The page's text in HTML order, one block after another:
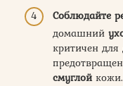
Соблюдайте
домашний
критичен
смуглойкожи.